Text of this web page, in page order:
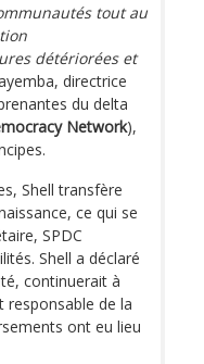
tout au
détériorées et
directrice
du delta
Network),
Shell transfère
ce qui se
SPDC
Shell a déclaré
continuerait à
responsable de la
ont eu lieu